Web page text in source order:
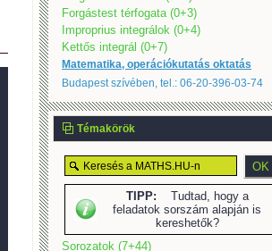
Forgástest térfogata (0+3)
Improprius integrálok (0+4)
Kettős integrál (0+7)
Matematika, operációkutatás oktatás
Budapest szívében, tel.: 06-20-396-03-74
Témakörök
TIPP: Tudtad, hogy a
feladatok sorszám alapján is
kereshetők?
Sorozatok (7+44)